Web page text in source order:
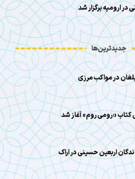
ارومیه برگزار شد
جدیدترین‌ها
در مواکب مرزی
«رومی روم» آغاز شد
اربعین حسینی در اراک